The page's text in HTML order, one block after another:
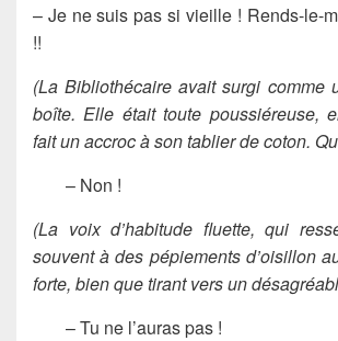
– Je ne suis pas si vieille ! Rends-le-
!!
(La Bibliothécaire avait surgi comme
boîte. Elle était toute poussiéreuse,
fait un accroc à son tablier de coton.
– Non !
(La voix d’habitude fluette, qui
souvent à des pépiements d’oisillon
forte, bien que tirant vers un
– Tu ne l’auras pas !